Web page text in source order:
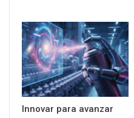
Innovar para avanzar